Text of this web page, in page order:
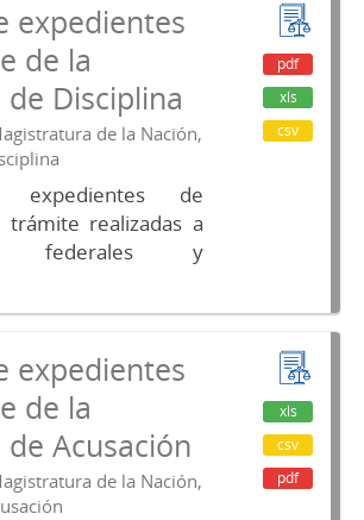
expedientes
de la
Disciplina
de la Nación,
expedientes de
trámite realizadas a
federales y
pdf
xls
csv
expedientes
de la
Acusación
de la Nación,
xls
csv
pdf